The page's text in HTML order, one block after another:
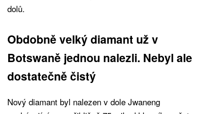
dolů.
Obdobně velký diamant už v
Botswaně jednou nalezli. Nebyl ale
dostatečně čistý
Nový diamant byl nalezen v dole Jwaneng